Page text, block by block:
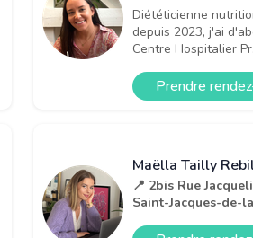
Diététicienne
depuis 2023, j'ai
Centre Hospitalier
Prendre
Maëlla Tailly
📍 2bis Rue
Saint-Jacques-de-